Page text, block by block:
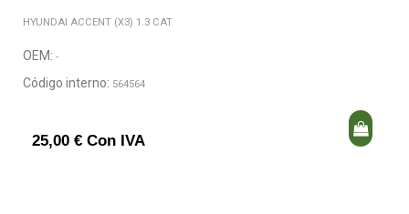
HYUNDAI ACCENT (X3) 1.3 CAT
OEM: -
Código interno: 564564
25,00 € Con IVA